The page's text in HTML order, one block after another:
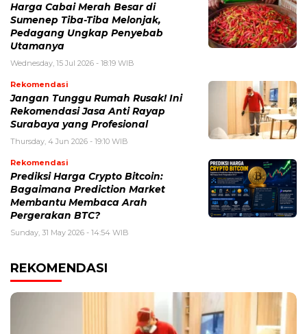
Harga Cabai Merah Besar di
Sumenep Tiba-Tiba Melonjak,
Pedagang Ungkap Penyebab
Utamanya
Wednesday, 15 Jul 2026 - 18:19 WIB
Rekomendasi
Jangan Tunggu Rumah Rusak! Ini
Rekomendasi Jasa Anti Rayap
Surabaya yang Profesional
Thursday, 4 Jun 2026 - 19:10 WIB
Rekomendasi
Prediksi Harga Crypto Bitcoin:
Bagaimana Prediction Market
Membantu Membaca Arah
Pergerakan BTC?
Sunday, 31 May 2026 - 14:54 WIB
REKOMENDASI